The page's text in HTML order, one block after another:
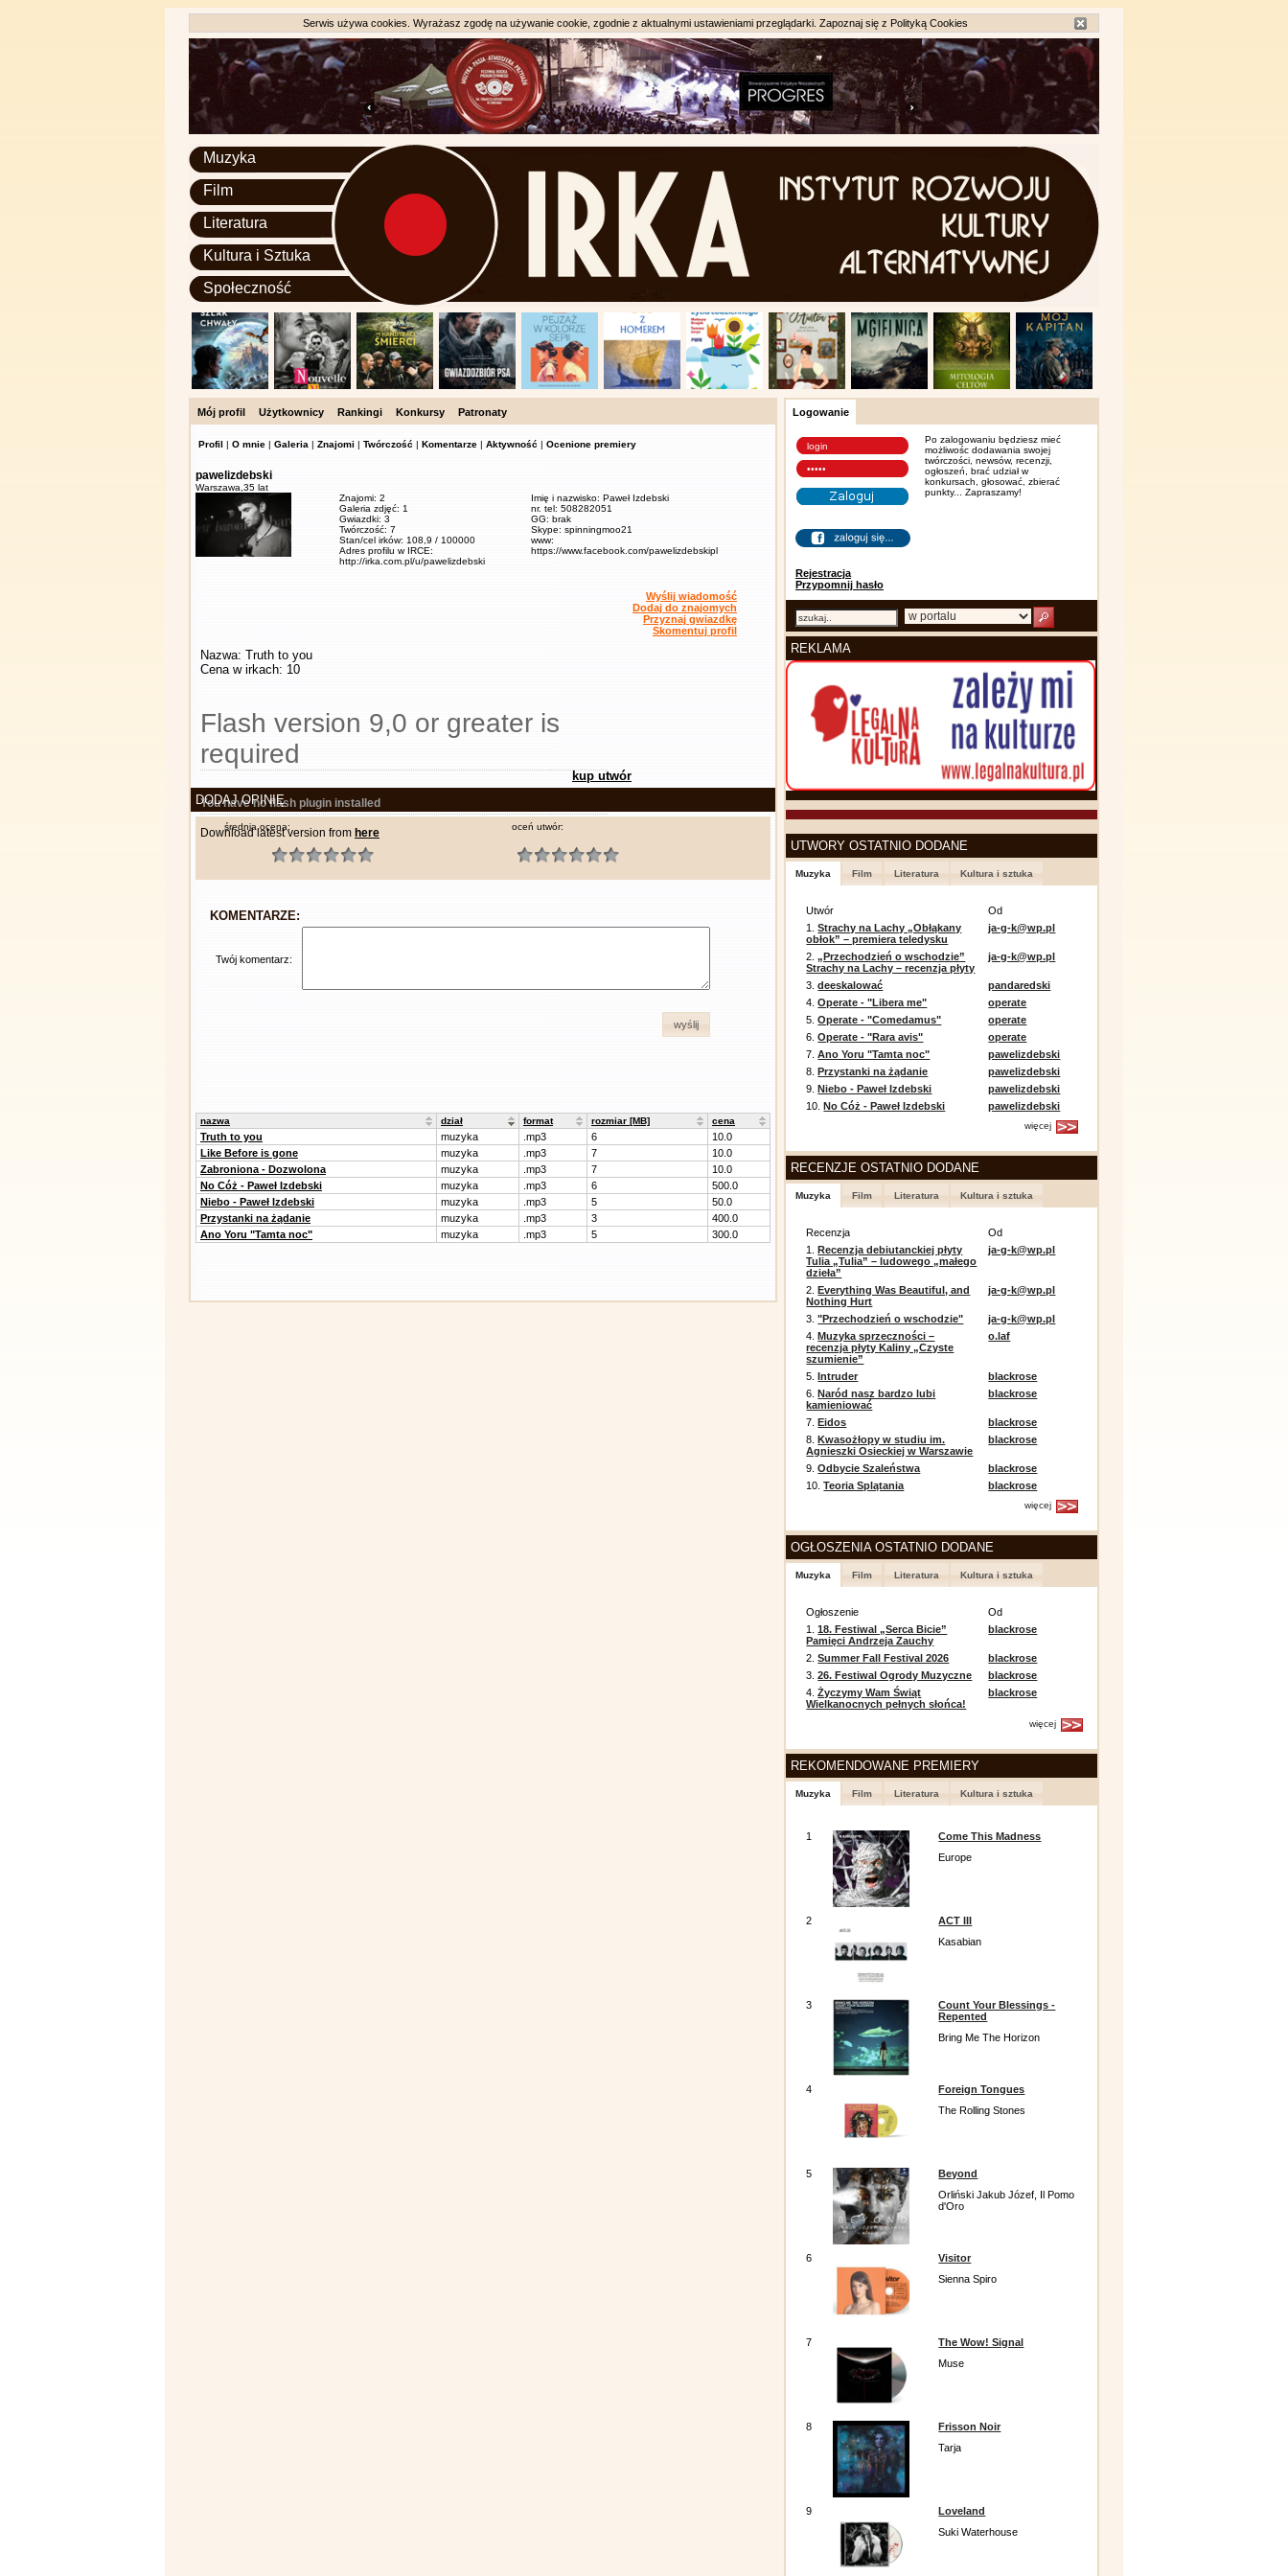
Serwis używa cookies. Wyrażasz zgodę na używanie cookie, zgodnie z aktualnymi ustawieniami przeglądarki. Zapoznaj się z Polityką Cookies
Muzyka
Film
Literatura
Kultura i Sztuka
Społeczność
Mój profil Użytkownicy Rankingi Konkursy Patronaty
Profil | O mnie | Galeria | Znajomi | Twórczość | Komentarze | Aktywność | Ocenione premiery
pawelizdebski
Warszawa, 35 lat
Znajomi: 2
Galeria zdjęć: 1
Gwiazdki: 3
Twórczość: 7
Stan/cel irków: 108,9 / 100000
Adres profilu w IRCE:
http://irka.com.pl/u/pawelizdebski
Imię i nazwisko: Paweł Izdebski
nr. tel: 508282051
GG: brak
Skype: spinningmoo21
www:
https://www.facebook.com/pawelizdebskipl
Wyślij wiadomość
Dodaj do znajomych
Przyznaj gwiazdkę
Skomentuj profil
Nazwa: Truth to you
Cena w irkach: 10
Flash version 9,0 or greater is
required
You have no flash plugin installed
Download latest version from here
kup utwór
DODAJ OPINIĘ
średnia ocena: oceń utwór:
KOMENTARZE:
Twój komentarz:
wyślij
nazwa dział format rozmiar [MB] cena
Truth to you muzyka .mp3 6
10.0
Like Before is gone
muzyka .mp3 7
10.0
Zabroniona - Dozwolona
muzyka .mp3 7
10.0
No Cóż - Paweł Izdebski
muzyka .mp3 6
500.0
Niebo - Paweł Izdebski
muzyka .mp3 5
50.0
Przystanki na żądanie
muzyka .mp3 3
400.0
Ano Yoru "Tamta noc"
muzyka .mp3 5 300.0
Logowanie
Rejestracja
Przypomnij hasło
Po zalogowaniu będziesz mieć
możliwośc dodawania swojej
twórczości, newsów, recenzji,
ogłoszeń, brać udział w
konkursach, głosować, zbierać
punkty... Zapraszamy!
REKLAMA
UTWORY OSTATNIO DODANE
Muzyka Film Literatura Kultura i sztuka
Utwór
Od
1.Strachy na Lachy „Obłąkany
obłok” – premiera teledysku
ja-g-k@wp.pl
2.„Przechodzień o wschodzie”
Strachy na Lachy – recenzja płyty
ja-g-k@wp.pl
3.deeskalować
pandaredski
4.Operate - "Libera me"
operate
5.Operate - "Comedamus"
operate
6.Operate - "Rara avis"
operate
7.Ano Yoru "Tamta noc"
pawelizdebski
8.Przystanki na żądanie
pawelizdebski
9.Niebo - Paweł Izdebski
pawelizdebski
10.No Cóż - Paweł Izdebski pawelizdebski
więcej
RECENZJE OSTATNIO DODANE
Muzyka Film Literatura Kultura i sztuka
Recenzja
Od
1.Recenzja debiutanckiej płyty
Tulia „Tulia” – ludowego „małego
dzieła”
ja-g-k@wp.pl
2.Everything Was Beautiful, and
Nothing Hurt
ja-g-k@wp.pl
3."Przechodzień o wschodzie"
ja-g-k@wp.pl
4.Muzyka sprzeczności –
recenzja płyty Kaliny „Czyste
szumienie”
o.laf
5.Intruder
blackrose
6.Naród nasz bardzo lubi
kamieniować
blackrose
7.Eidos
blackrose
8.Kwasożłopy w studiu im.
Agnieszki Osieckiej w Warszawie
blackrose
9.Odbycie Szaleństwa
blackrose
10.Teoria Splątania blackrose
więcej
OGŁOSZENIA OSTATNIO DODANE
Muzyka Film Literatura Kultura i sztuka
Ogłoszenie
Od
1.18. Festiwal „Serca Bicie”
Pamięci Andrzeja Zauchy
blackrose
2.Summer Fall Festival 2026
blackrose
3.26. Festiwal Ogrody Muzyczne
blackrose
4.Życzymy Wam Świąt
Wielkanocnych pełnych słońca!
blackrose
więcej
REKOMENDOWANE PREMIERY
Muzyka Film Literatura Kultura i sztuka
1
Come This Madness
Europe
2
ACT III
Kasabian
3
Count Your Blessings -
Repented
Bring Me The Horizon
4
Foreign Tongues
The Rolling Stones
5
Beyond
Orliński Jakub Józef, Il Pomo
d'Oro
6
Visitor
Sienna Spiro
7
The Wow! Signal
Muse
8
Frisson Noir
Tarja
9
Loveland
Suki Waterhouse